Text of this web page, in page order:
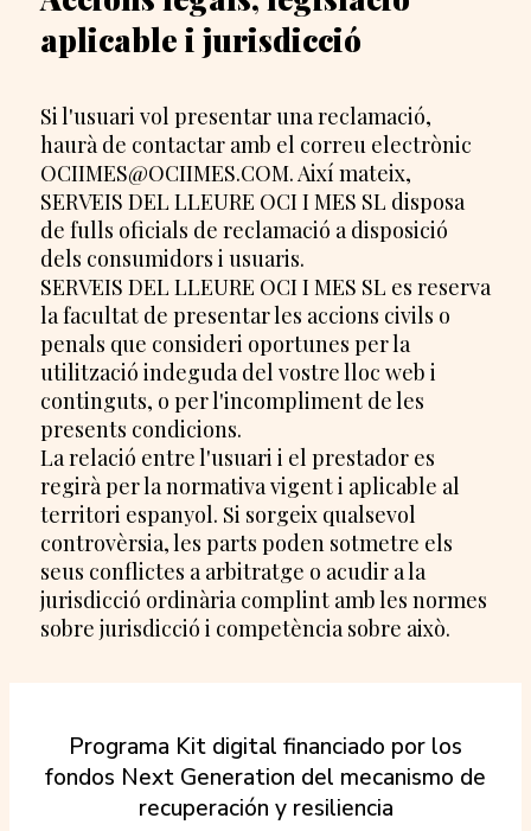
aplicable i jurisdicció
Si l'usuari vol presentar una reclamació,
haurà de contactar amb el correu electrònic
OCIIMES@OCIIMES.COM. Així mateix,
SERVEIS DEL LLEURE OCI I MES SL disposa
de fulls oficials de reclamació a disposició
dels consumidors i usuaris.
SERVEIS DEL LLEURE OCI I MES SL es reserva
la facultat de presentar les accions civils o
penals que consideri oportunes per la
utilització indeguda del vostre lloc web i
continguts, o per l'incompliment de les
presents condicions.
La relació entre l'usuari i el prestador es
regirà per la normativa vigent i aplicable al
territori espanyol. Si sorgeix qualsevol
controvèrsia, les parts poden sotmetre els
seus conflictes a arbitratge o acudir a la
jurisdicció ordinària complint amb les normes
sobre jurisdicció i competència sobre això.
Programa Kit digital financiado por los
fondos Next Generation del mecanismo de
recuperación y resiliencia